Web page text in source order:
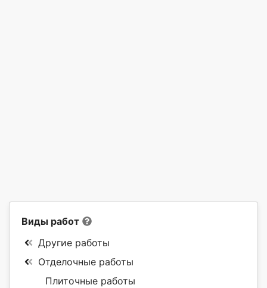
Виды работ
Другие работы
Отделочные работы
Плиточные работы